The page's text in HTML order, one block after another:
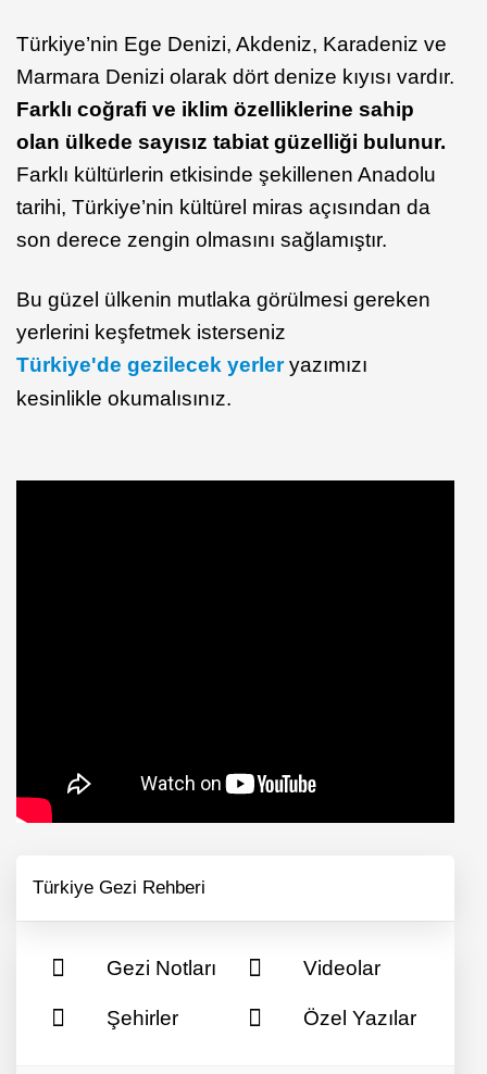
Türkiye’nin Ege Denizi, Akdeniz, Karadeniz ve
Marmara Denizi olarak dört denize kıyısı vardır.
Farklı coğrafi ve iklim özelliklerine sahip
olan ülkede sayısız tabiat güzelliği bulunur.
Farklı kültürlerin etkisinde şekillenen Anadolu
tarihi, Türkiye’nin kültürel miras açısından da
son derece zengin olmasını sağlamıştır.
Bu güzel ülkenin mutlaka görülmesi gereken
yerlerini keşfetmek isterseniz
Türkiye'de gezilecek yerleryazımızı
kesinlikle okumalısınız.
Türkiye Gezi Rehberi
Gezi Notları
Şehirler
Videolar
Özel Yazılar